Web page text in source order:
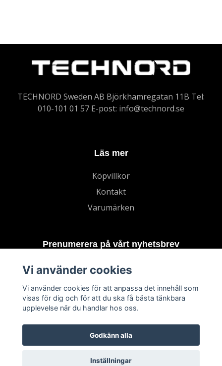
TECHNORD Sweden AB Björkhamregatan 11B Tel:
010-101 01 57 E-post: info@technord.se
Läs mer
Köpvillkor
Kontakt
Varumärken
Prenumerera på vårt nyhetsbrev
Vi använder cookies
Vi använder cookies för att anpassa det innehåll som
visas för dig och för att du ska få bästa tänkbara
upplevelse när du handlar hos oss.
Godkänn alla
Inställningar